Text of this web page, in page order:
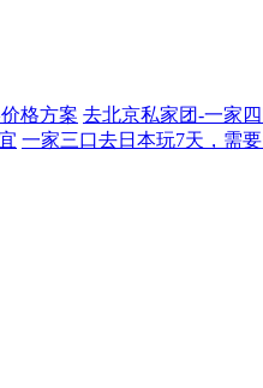
格方案 去北京私家团-一家
一家三口去日本玩7天，需